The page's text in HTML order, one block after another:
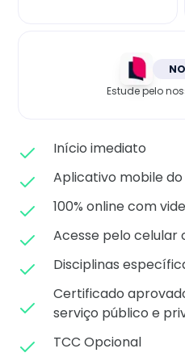
Estude pelo
Início imediato
Aplicativo mobile
100% online com
Acesse pelo celular
Disciplinas
Certificado
serviço público e
TCC Opcional